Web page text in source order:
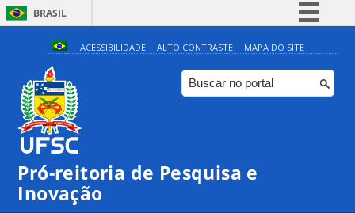
BRASIL
Simplifique!
Comunica BR
Participe
Canais
ACESSIBILIDADE ALTO CONTRASTE MAPA DO SITE
Pró-reitoria de Pesquisa e
Inovação